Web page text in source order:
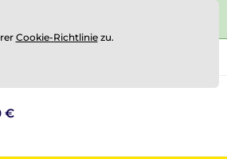
€
Cookie-Richtliniezu.